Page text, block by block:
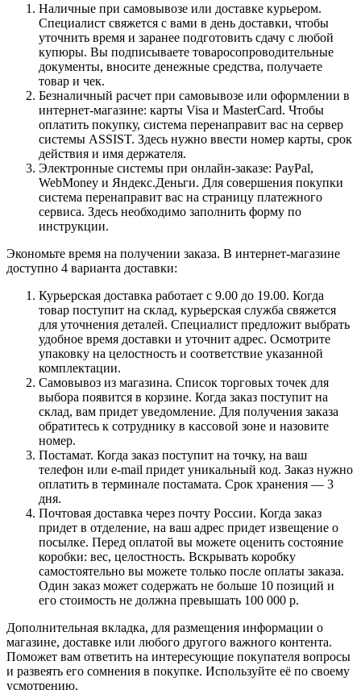
Наличные при самовывозе или доставке курьером.
Специалист свяжется с вами в день доставки, чтобы
уточнить время и заранее подготовить сдачу с любой
купюры. Вы подписываете товаросопроводительные
документы, вносите денежные средства, получаете
товар и чек.
Безналичный расчет при самовывозе или оформлении в
интернет-магазине: карты Visa и MasterCard. Чтобы
оплатить покупку, система перенаправит вас на сервер
системы ASSIST. Здесь нужно ввести номер карты, срок
действия и имя держателя.
Электронные системы при онлайн-заказе: PayPal,
WebMoney и Яндекс.Деньги. Для совершения покупки
система перенаправит вас на страницу платежного
сервиса. Здесь необходимо заполнить форму по
инструкции.
Экономьте время на получении заказа. В интернет-магазине
доступно 4 варианта доставки:
Курьерская доставка работает с 9.00 до 19.00. Когда
товар поступит на склад, курьерская служба свяжется
для уточнения деталей. Специалист предложит выбрать
удобное время доставки и уточнит адрес. Осмотрите
упаковку на целостность и соответствие указанной
комплектации.
Самовывоз из магазина. Список торговых точек для
выбора появится в корзине. Когда заказ поступит на
склад, вам придет уведомление. Для получения заказа
обратитесь к сотруднику в кассовой зоне и назовите
номер.
Постамат. Когда заказ поступит на точку, на ваш
телефон или e-mail придет уникальный код. Заказ нужно
оплатить в терминале постамата. Срок хранения — 3
дня.
Почтовая доставка через почту России. Когда заказ
придет в отделение, на ваш адрес придет извещение о
посылке. Перед оплатой вы можете оценить состояние
коробки: вес, целостность. Вскрывать коробку
самостоятельно вы можете только после оплаты заказа.
Один заказ может содержать не больше 10 позиций и
его стоимость не должна превышать 100 000 р.
Дополнительная вкладка, для размещения информации о
магазине, доставке или любого другого важного контента.
Поможет вам ответить на интересующие покупателя вопросы
и развеять его сомнения в покупке. Используйте её по своему
усмотрению.